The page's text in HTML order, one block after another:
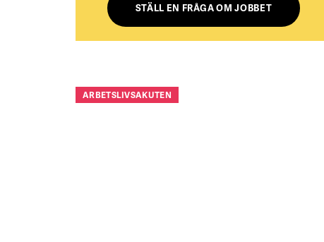
STÄLL EN FRÅGA OM JOBBET
ARBETSLIVSAKUTEN